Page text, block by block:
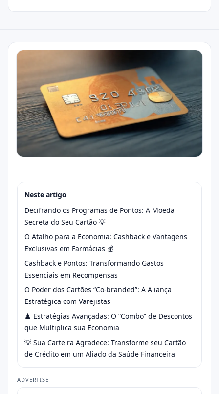
Neste artigo
Decifrando os Programas de Pontos: A Moeda
Secreta do Seu Cartão 💡
O Atalho para a Economia: Cashback e Vantagens
Exclusivas em Farmácias 💰
Cashback e Pontos: Transformando Gastos
Essenciais em Recompensas
O Poder dos Cartões “Co-branded”: A Aliança
Estratégica com Varejistas
♟️ Estratégias Avançadas: O “Combo” de Descontos
que Multiplica sua Economia
💡 Sua Carteira Agradece: Transforme seu Cartão
de Crédito em um Aliado da Saúde Financeira
ADVERTISE